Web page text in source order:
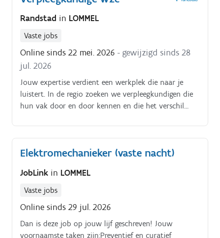
Randstad in LOMMEL
Vaste jobs
Online sinds 22 mei. 2026 - gewijzigd sinds 28
jul. 2026
Jouw expertise verdient een werkplek die naar je
luistert. In de regio zoeken we verpleegkundigen die
hun vak door en door kennen en die het verschil
Elektromechanieker (vaste nacht)
JobLink in LOMMEL
Vaste jobs
Online sinds 29 jul. 2026
Dan is deze job op jouw lijf geschreven! Jouw
voornaamste taken zijn:Preventief en curatief